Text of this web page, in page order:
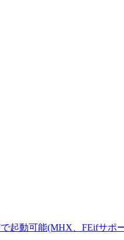
起動可能(MHX、FEifサポー